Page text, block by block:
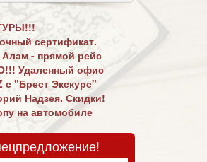
сертификат.
- прямой рейс
Удаленный офис
с "Брест Экскурс"
Надзея. Скидки!
на автомобиле